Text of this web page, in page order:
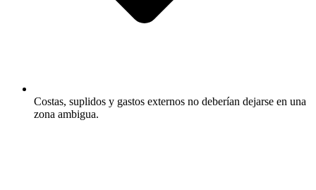
Costas, suplidos y gastos externos no deberían dejarse en una
zona ambigua.